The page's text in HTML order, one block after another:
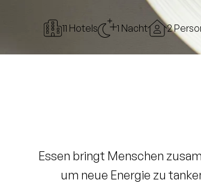
11 Hotels 1 Nacht 2
zahlen im Hotel
Essen bringt Menschen
um neue Energie zu